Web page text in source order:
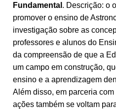
Fundamental . Descrição: o
promover o ensino de
investigação sobre as
professores e alunos do
da compreensão de que a
um campo em construção,
ensino e a aprendizagem
Além disso, em parceria
ações também se voltam